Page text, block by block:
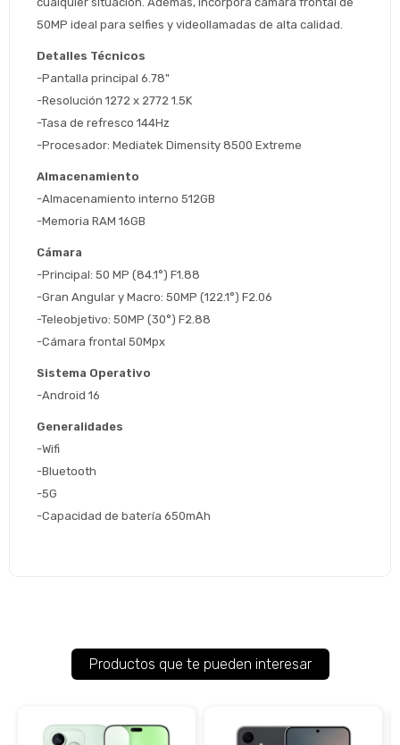
50MP ideal para selfies y videollamadas de alta calidad.
Detalles Técnicos
-Pantalla principal 6.78"
-Resolución 1272 x 2772 1.5K
-Tasa de refresco 144Hz
-Procesador: Mediatek Dimensity 8500 Extreme
Almacenamiento
-Almacenamiento interno 512GB
-Memoria RAM 16GB
Cámara
-Principal: 50 MP (84.1°) F1.88
-Gran Angular y Macro: 50MP (122.1°) F2.06
-Teleobjetivo: 50MP (30°) F2.88
-Cámara frontal 50Mpx
Sistema Operativo
-Android 16
Generalidades
-Wifi
-Bluetooth
-5G
-Capacidad de batería 650mAh
Productos que te pueden interesar
cuotas y sin tocar tu
tarjeta de crédito
Celular
Fecha de nacimiento
Día Mes
¡Tenés hasta
que prefieras!
Elegí tus productos preferidos
Seleccioná Pago Después como metodo
Ups!
el inconveniente, por cualquier duda
contactanos en
preguntas@pagodespues.com.uy
¡Algo salió mal!
Por favor intenta nuevamente mas tarde.